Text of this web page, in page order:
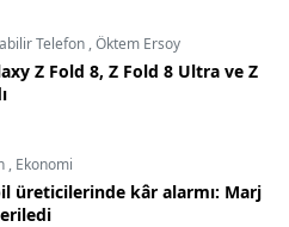
Telefon ,Öktem Ersoy
Z Fold 8, Z Fold 8 Ultra ve Z
, Ekonomi
üreticilerinde kâr alarmı: Marj